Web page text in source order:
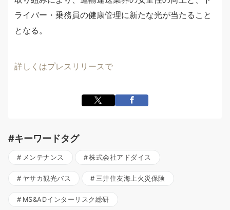
ライバー・乗務員の健康管理に新たな光が当たること
となる。
詳しくはプレスリリースで
#キーワードタグ
メンテナンス 株式会社アドダイス
ヤサカ観光バス 三井住友海上火災保険
MS&ADインターリスク総研